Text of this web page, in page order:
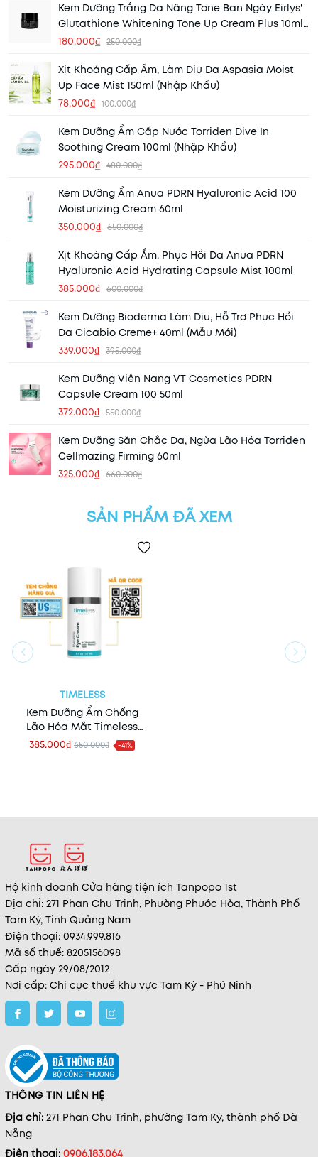
Kem Dưỡng Trắng Da Nâng Tone Ban Ngày Eirlys'
Glutathione Whitening Tone Up Cream Plus 10ml
(Hộp Đen) (Nhập Khẩu)
180.000₫ 250.000₫
Xịt Khoáng Cấp Ẩm, Làm Dịu Da Aspasia Moist
Up Face Mist 150ml (Nhập Khẩu)
78.000₫ 100.000₫
Kem Dưỡng Ẩm Cấp Nước Torriden Dive In
Soothing Cream 100ml (Nhập Khẩu)
295.000₫ 480.000₫
Kem Dưỡng Ẩm Anua PDRN Hyaluronic Acid 100
Moisturizing Cream 60ml
350.000₫ 650.000₫
Xịt Khoáng Cấp Ẩm, Phục Hồi Da Anua PDRN
Hyaluronic Acid Hydrating Capsule Mist 100ml
385.000₫ 600.000₫
Kem Dưỡng Bioderma Làm Dịu, Hỗ Trợ Phục Hồi
Da Cicabio Creme+ 40ml (Mẫu Mới)
339.000₫ 395.000₫
Kem Dưỡng Viên Nang VT Cosmetics PDRN
Capsule Cream 100 50ml
372.000₫ 550.000₫
Kem Dưỡng Săn Chắc Da, Ngừa Lão Hóa Torriden
Cellmazing Firming 60ml
325.000₫ 660.000₫
SẢN PHẨM ĐÃ XEM
TIMELESS
Kem Dưỡng Ẩm Chống
Lão Hóa Mắt Timeless
Hydrating Eye Cream 15ml
385.000₫ 650.000₫ -41%
Hộ kinh doanh Cửa hàng tiện ích Tanpopo 1st
Địa chỉ: 271 Phan Chu Trinh, Phường Phước Hòa, Thành Phố
Tam Kỳ, Tỉnh Quảng Nam
Điện thoại: 0934.999.816
Mã số thuế: 8205156098
Cấp ngày 29/08/2012
Nơi cấp: Chi cục thuế khu vực Tam Kỳ - Phú Ninh
THÔNG TIN LIÊN HỆ
Địa chỉ: 271 Phan Chu Trinh, phường Tam Kỳ, thành phố Đà
Nẵng
Điện thoại: 0906.183.064